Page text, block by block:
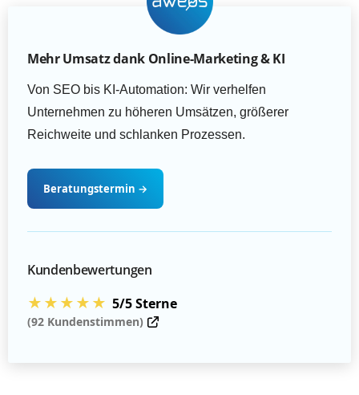
Mehr Umsatz dank Online-Marketing & KI
Von SEO bis KI-Automation: Wir verhelfen
Unternehmen zu höheren Umsätzen, größerer
Reichweite und schlanken Prozessen.
Beratungstermin →
Kundenbewertungen
★★★★★ 5/5 Sterne
(92 Kundenstimmen)